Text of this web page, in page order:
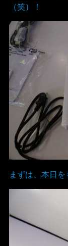
（笑）！
まずは、本日